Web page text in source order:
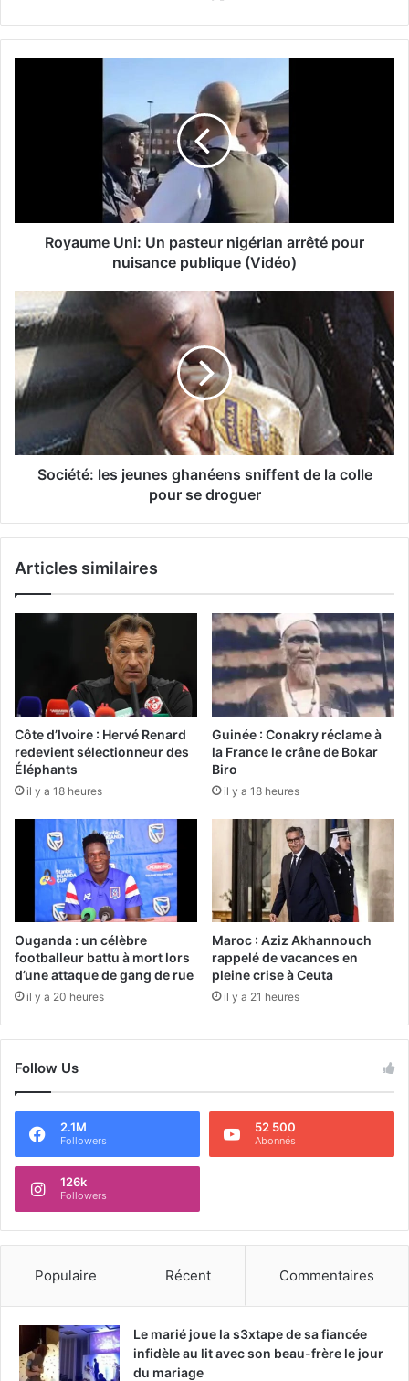
Royaume Uni: Un pasteur nigérian arrêté pour
nuisance publique (Vidéo)
Société: les jeunes ghanéens sniffent de la colle
pour se droguer
Articles similaires
Côte d’Ivoire : Hervé Renard
redevient sélectionneur des
Éléphants
il y a 18 heures
Guinée : Conakry réclame à
la France le crâne de Bokar
Biro
il y a 18 heures
Ouganda : un célèbre
footballeur battu à mort lors
d’une attaque de gang de rue
il y a 20 heures
Maroc : Aziz Akhannouch
rappelé de vacances en
pleine crise à Ceuta
il y a 21 heures
Follow Us
2.1M
Followers
52 500
Abonnés
126k
Followers
Populaire Récent Commentaires
Le marié joue la s3xtape de sa fiancée
infidèle au lit avec son beau-frère le jour
du mariage